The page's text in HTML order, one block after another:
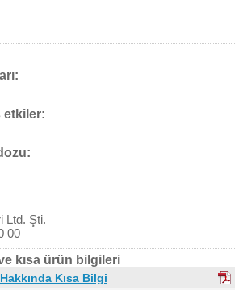
etkiler:
Ltd. Şti.
00
kısa ürün bilgileri
Kısa Bilgi